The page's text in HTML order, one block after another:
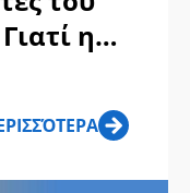
η